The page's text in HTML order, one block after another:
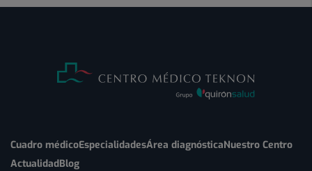
Cuadro médicoEspecialidadesÁrea diagnósticaNuestro Centro
ActualidadBlog